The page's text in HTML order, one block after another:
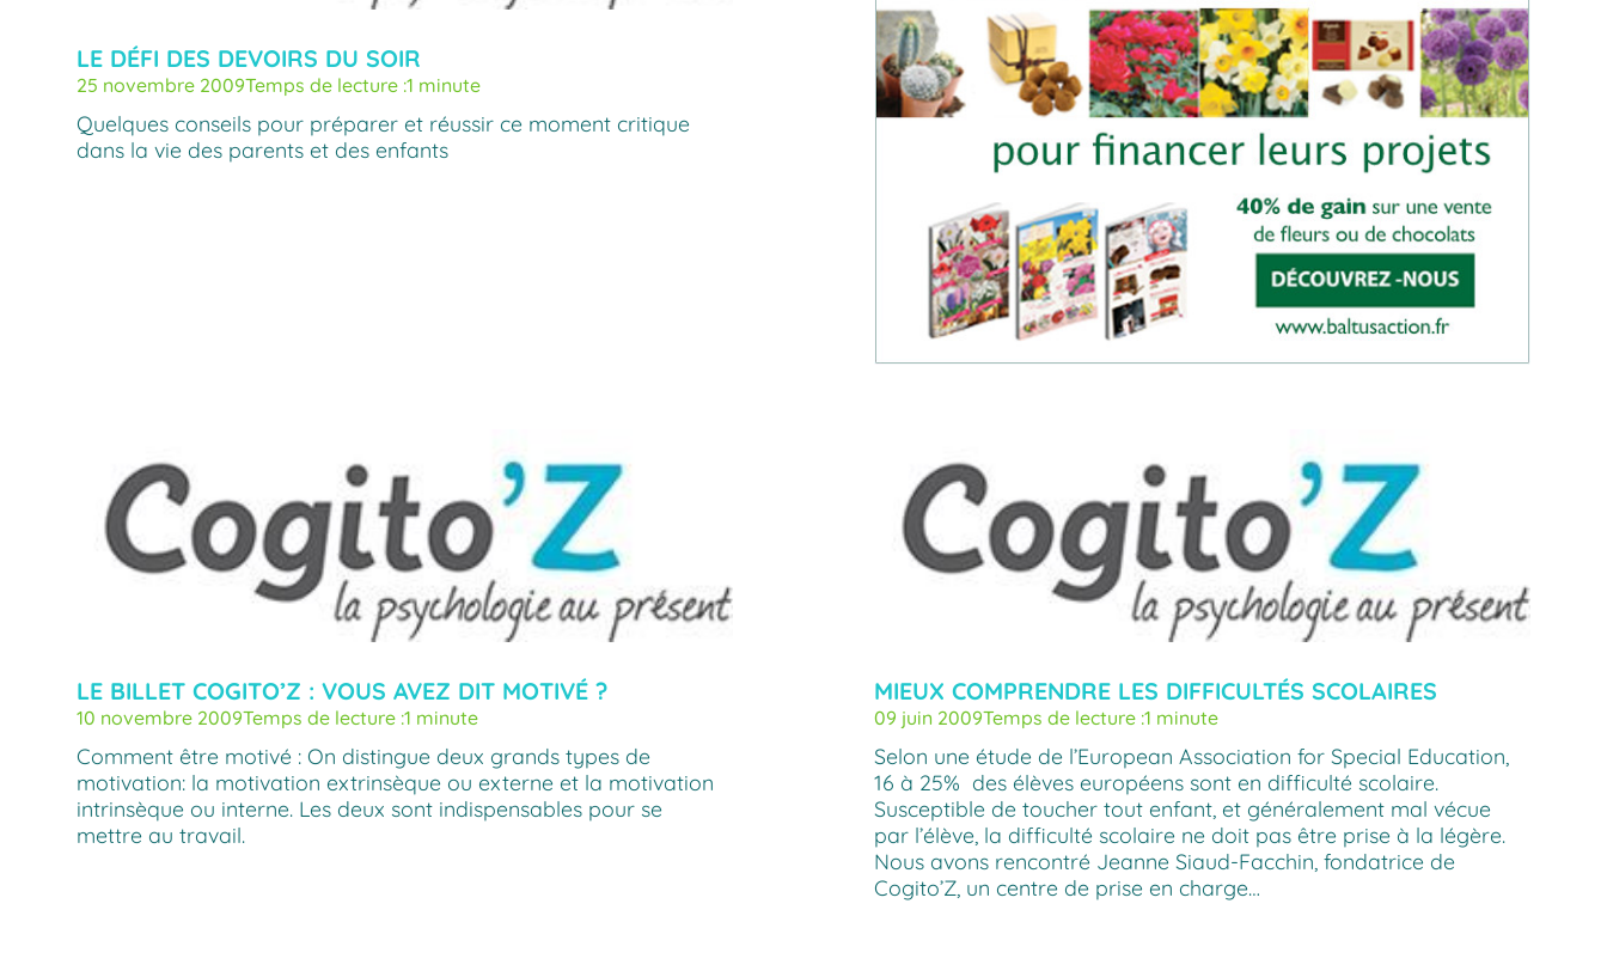
LE DÉFI DES DEVOIRS DU SOIR
25 novembre 2009Temps de lecture :1 minute
Quelques conseils pour préparer et réussir ce moment critique
dans la vie des parents et des enfants
LE BILLET COGITO’Z : VOUS AVEZ DIT MOTIVÉ ?
10 novembre 2009Temps de lecture :1 minute
Comment être motivé : On distingue deux grands types de
motivation: la motivation extrinsèque ou externe et la motivation
intrinsèque ou interne. Les deux sont indispensables pour se
mettre au travail.
MIEUX COMPRENDRE LES DIFFICULTÉS SCOLAIRES
09 juin 2009Temps de lecture :1 minute
Selon une étude de l’European Association for Special Education,
16 à 25% des élèves européens sont en difficulté scolaire.
Susceptible de toucher tout enfant, et généralement mal vécue
par l’élève, la difficulté scolaire ne doit pas être prise à la légère.
Nous avons rencontré Jeanne Siaud-Facchin, fondatrice de
Cogito’Z, un centre de prise en charge…